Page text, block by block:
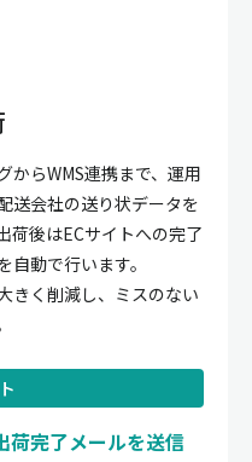
からWMS連携まで、運用
送会社の送り状データを
荷後はECサイトへの完了
動で行います。
きく削減し、ミスのない
荷完了メールを送信